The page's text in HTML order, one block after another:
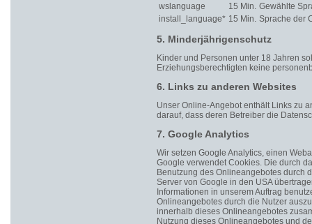
wslanguage
15 Min. Gewählte
install_language* 15 Min. Sprache der
5. Minderjährigenschutz
Kinder und Personen unter 18 Jahren
Erziehungsberechtigten keine
6. Links zu anderen Websites
Unser Online-Angebot enthält Links zu
darauf, dass deren Betreiber die
7. Google Analytics
Wir setzen Google Analytics, einen
Google verwendet Cookies. Die durch
Benutzung des Onlineangebotes durch
Server von Google in den USA
Informationen in unserem Auftrag
Onlineangebotes durch die Nutzer
innerhalb dieses Onlineangebotes
Nutzung dieses Onlineangebotes und